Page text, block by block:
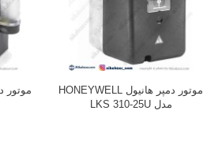
موتور دمپر هانیول HONEYWELL
مدل LKS 310-25U